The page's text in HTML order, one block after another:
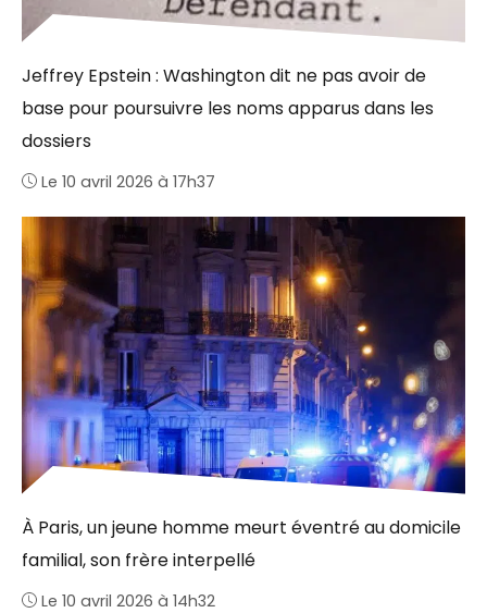
Jeffrey Epstein : Washington dit ne pas avoir de
base pour poursuivre les noms apparus dans les
dossiers
Le 10 avril 2026 à 17h37
À Paris, un jeune homme meurt éventré au domicile
familial, son frère interpellé
Le 10 avril 2026 à 14h32